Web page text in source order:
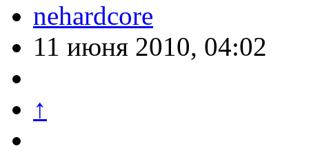
nehardcore
11 июня 2010, 04:02
↑